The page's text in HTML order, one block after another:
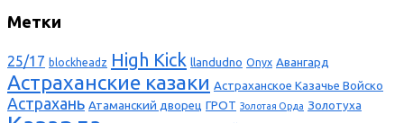
Метки
25/17 blockheadz High Kick llandudno Onyx Авангард
Астраханские казаки Астраханское Казачье Войско
Астрахань Атаманский дворец ГРОТ Золотая Орда Золотуха